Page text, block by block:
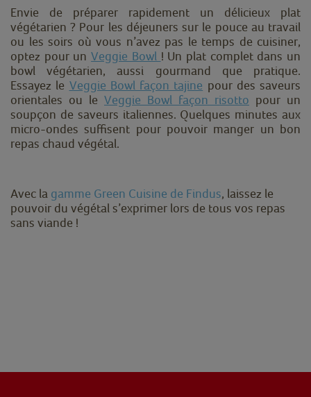
Envie de préparer rapidement un délicieux plat
végétarien ? Pour les déjeuners sur le pouce au travail
ou les soirs où vous n’avez pas le temps de cuisiner,
optez pour unVeggie Bowl ! Un plat complet dans un
bowl végétarien, aussi gourmand que pratique.
Essayez le Veggie Bowl façon tajine pour des saveurs
orientales ou le Veggie Bowl façon risotto pour un
soupçon de saveurs italiennes. Quelques minutes aux
micro-ondes suffisent pour pouvoir manger un bon
repas chaud végétal.
Avec la gamme Green Cuisine de Findus, laissez le
pouvoir du végétal s’exprimer lors de tous vos repas
sans viande !